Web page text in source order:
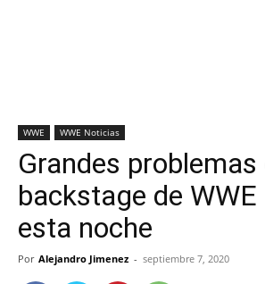
WWE WWE Noticias
Grandes problemas
backstage de WWE
esta noche
Por Alejandro Jimenez - septiembre 7, 2020